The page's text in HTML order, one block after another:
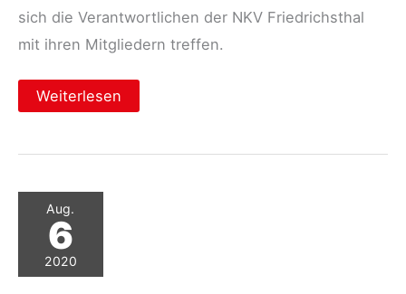
sich die Verantwortlichen der NKV Friedrichsthal
mit ihren Mitgliedern treffen.
NKV
nimmt
auf
Weiterlesen
Aug.
6
2020